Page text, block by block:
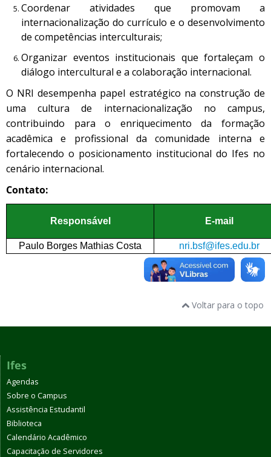
Coordenar atividades que promovam a
internacionalização do currículo e o desenvolvimento
de competências interculturais;
Organizar eventos institucionais que fortaleçam o
diálogo intercultural e a colaboração internacional.
O NRI desempenha papel estratégico na construção de
uma cultura de internacionalização no campus,
contribuindo para o enriquecimento da formação
acadêmica e profissional da comunidade interna e
fortalecendo o posicionamento institucional do Ifes no
cenário internacional.
Contato:
Responsável E-mail
Paulo Borges Mathias Costa nri.bsf@ifes.edu.br
Voltar para o topo
Ifes
Agendas
Sobre o Campus
Assistência Estudantil
Biblioteca
Calendário Acadêmico
Capacitação de Servidores